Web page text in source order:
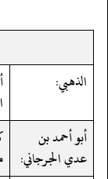
الذهبي:
أبو أحمد بن
عدي الجرجاني: